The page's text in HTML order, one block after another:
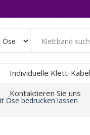
Individuelle Klett-
Kontaktieren Sie uns
Öse bedrucken lassen